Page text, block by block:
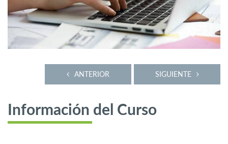
SIGUIENTE
ANTERIOR
Información del Curso